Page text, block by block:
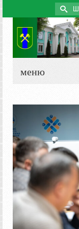
Search
for:
меню